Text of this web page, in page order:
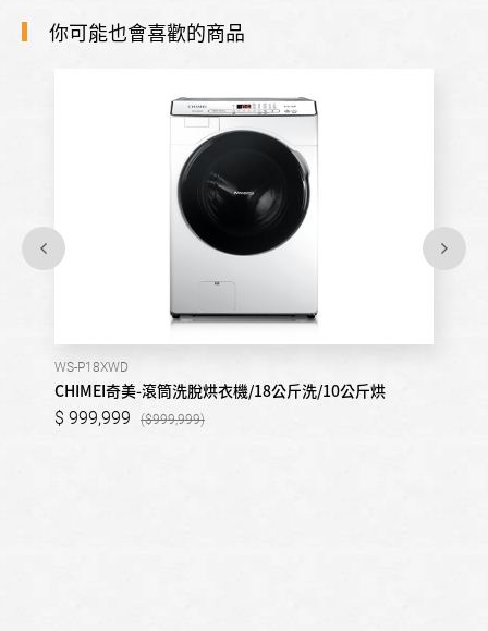
你可能也會喜歡的商品
WS-P18XWD
CHIMEI奇美-滾筒洗脫烘衣機/18公斤洗/10公斤烘
999,999 999,999